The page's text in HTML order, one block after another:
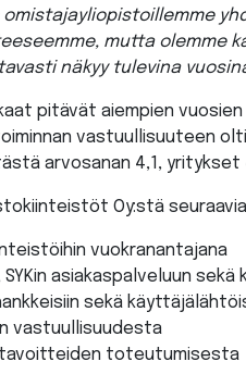
mutta olemme
näkyy tulevina
pitävät aiempien
vastuullisuuteen
arvosanan 4,1, yritykset
Oy:stä
vuokranantajana​
asiakaspalveluun
sekä
vastuullisuudesta
toteutumisesta